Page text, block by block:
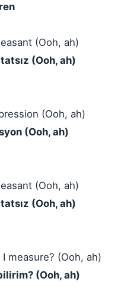
(Ooh, ah)
(Ooh, ah)
(Ooh, ah)
(Ooh, ah)
(Ooh, ah)
(Ooh, ah)
measure? (Ooh, ah)
(Ooh, ah)